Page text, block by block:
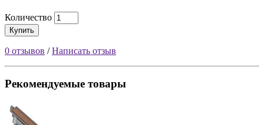
Количество
Купить
0 отзывов /Написать отзыв
Рекомендуемые товары